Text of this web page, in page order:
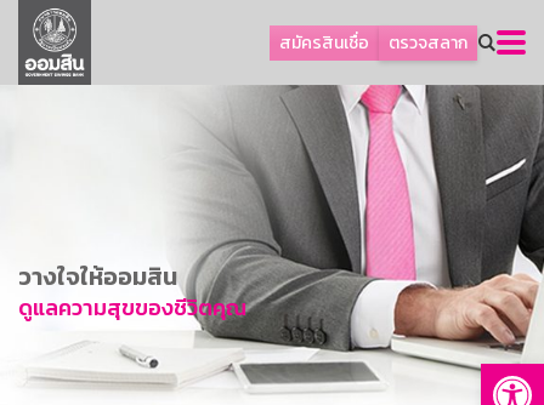
สมัครสินเชื่อ ตรวจสลาก
ลูกค้าธุรกิจ
ลูกค้าผู้ประกอบรายย่อย
การพัฒนาที่ยั่งยืน
ข่าวสาร
บริการทางการเงิน
อื่นๆ
วางใจให้ออมสิน
ดูแลความสุขของชีวิตคุณ